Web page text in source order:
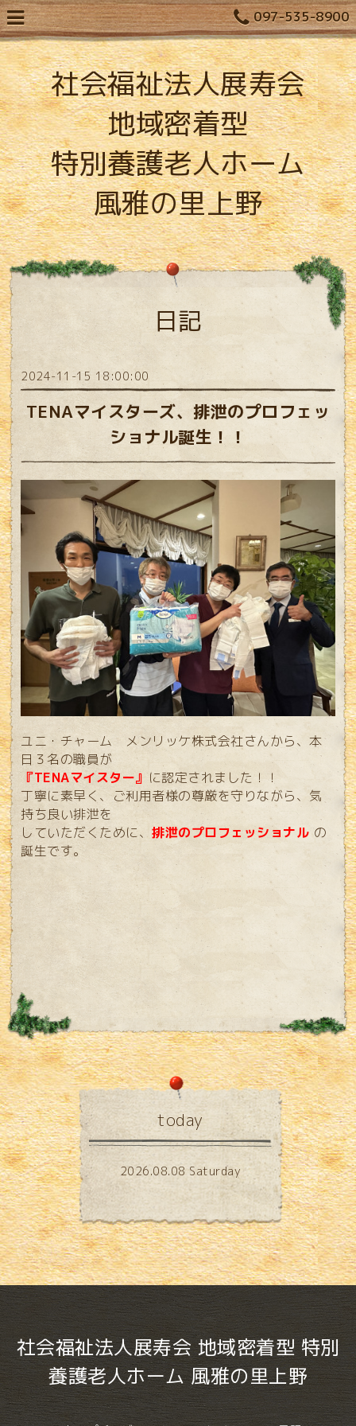
097-535-8900
社会福祉法人展寿会
地域密着型
特別養護老人ホーム
風雅の里上野
日記
2024-11-15 18:00:00
TENAマイスターズ、排泄のプロフェッ
ショナル誕生！！
ユニ・チャーム メンリッケ株式会社さんから、本
日３名の職員が
『TENAマイスター』に認定されました！！
丁寧に素早く、ご利用者様の尊厳を守りながら、気
持ち良い排泄を
していただくために、排泄のプロフェッショナル の
誕生です。
today
2026.08.08 Saturday
社会福祉法人展寿会 地域密着型 特別
養護老人ホーム 風雅の里上野